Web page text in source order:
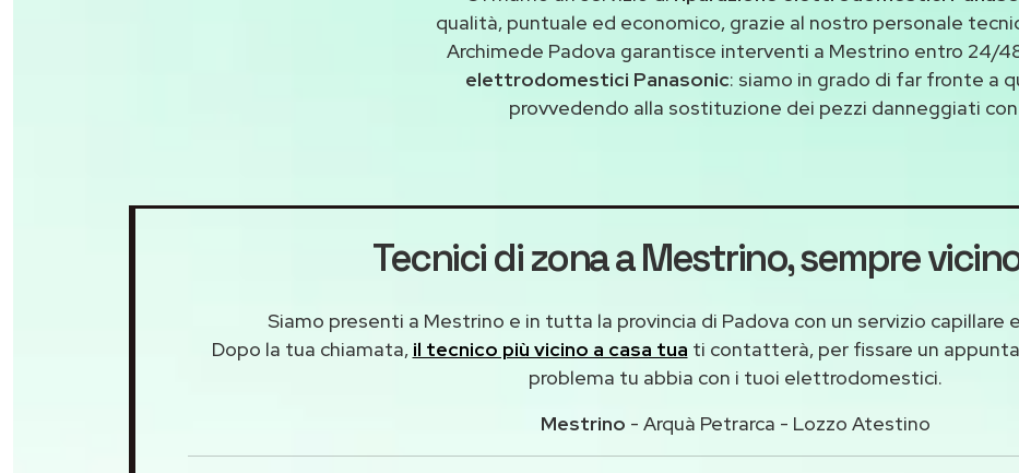
qualità, puntuale ed economico, grazie al nostro personale
Archimede Padova garantisce interventi a Mestrino entro 24/
elettrodomestici Panasonic: siamo in grado di far fronte a
provvedendo alla sostituzione dei pezzi danneggiati
Tecnici di zona a Mestrino, sempre
Siamo presenti a Mestrino e in tutta la provincia di Padova con un servizio capillare
Dopo la tua chiamata, il tecnico più vicino a casa tua ti contatterà, per fissare un
problema tu abbia con i tuoi elettrodomestici.
Mestrino - Arquà Petrarca - Lozzo Atestino